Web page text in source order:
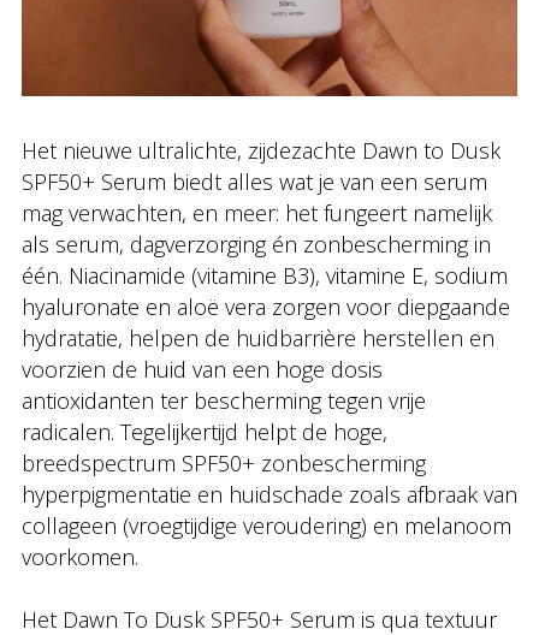
Het nieuwe ultralichte, zijdezachte Dawn to Dusk
SPF50+ Serum biedt alles wat je van een serum
mag verwachten, en meer: het fungeert namelijk
als serum, dagverzorging én zonbescherming in
één. Niacinamide (vitamine B3), vitamine E, sodium
hyaluronate en aloë vera zorgen voor diepgaande
hydratatie, helpen de huidbarrière herstellen en
voorzien de huid van een hoge dosis
antioxidanten ter bescherming tegen vrije
radicalen. Tegelijkertijd helpt de hoge,
breedspectrum SPF50+ zonbescherming
hyperpigmentatie en huidschade zoals afbraak van
collageen (vroegtijdige veroudering) en melanoom
voorkomen.
Het Dawn To Dusk SPF50+ Serum is qua textuur